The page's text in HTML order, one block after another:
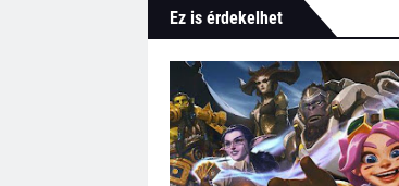
Ez is érdekelhet